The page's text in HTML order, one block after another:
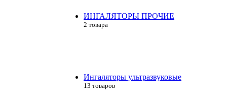
ИНГАЛЯТОРЫ ПРОЧИЕ
2 товара
Ингаляторы ультразвуковые
13 товаров